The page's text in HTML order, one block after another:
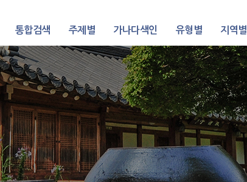
지역별
유형별
가나다색인
주제별
통합검색